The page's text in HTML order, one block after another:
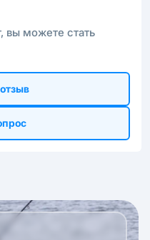
вы можете стать